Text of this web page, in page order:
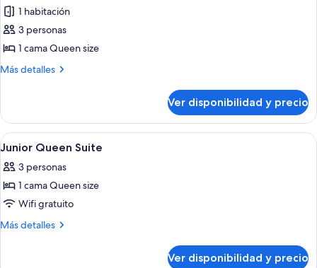
la
ciudad
la
ciudad
fotos
de
Suite,
1
1 habitación
3 personas
1 cama Queen size
Más detalles
Más
1
habitación,
bañera
Ver disponibilidad y precio
Ver
todas
las
fotos
de
Junior
1
Junior Queen Suite
3 personas
1 cama Queen size
Wifi gratuito
Más detalles
Más
Ver disponibilidad y precio